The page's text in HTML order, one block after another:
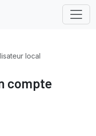
local
compte